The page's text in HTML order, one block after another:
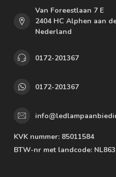
Van Foreestlaan 7 E
2404 HC Alphen aan
Nederland
0172-201367
0172-201367
KVK nummer: 85011584
BTW-nr met landcode: